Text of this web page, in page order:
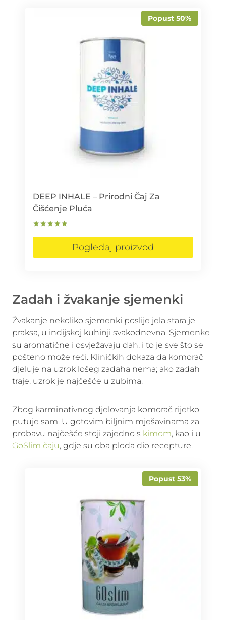
Popust 50%
DEEP INHALE – Prirodni Čaj Za
Čišćenje Pluća
Pogledaj proizvod
Zadah i žvakanje sjemenki
Žvakanje nekoliko sjemenki poslije jela stara je
praksa, u indijskoj kuhinji svakodnevna. Sjemenke
su aromatične i osvježavaju dah, i to je sve što se
pošteno može reći. Kliničkih dokaza da komorač
djeluje na uzrok lošeg zadaha nema; ako zadah
traje, uzrok je najčešće u zubima.
Zbog karminativnog djelovanja komorač rijetko
putuje sam. U gotovim biljnim mješavinama za
probavu najčešće stoji zajedno s kimom, kao i u
GoSlim čaju, gdje su oba ploda dio recepture.
Popust 53%